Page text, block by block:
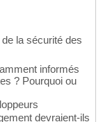
la sécurité des
informés
? Pourquoi ou
devraient-ils